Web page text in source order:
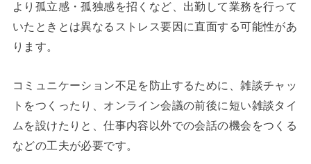
より孤立感・孤独感を招くなど、出勤して業務を行って
いたときとは異なるストレス要因に直面する可能性があ
ります。
コミュニケーション不足を防止するために、雑談チャッ
トをつくったり、オンライン会議の前後に短い雑談タイ
ムを設けたりと、仕事内容以外での会話の機会をつくる
などの工夫が必要です。